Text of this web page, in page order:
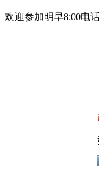
欢迎参加明早8:00电